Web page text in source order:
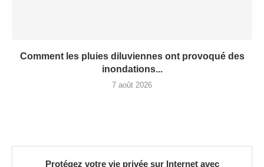
Comment les pluies diluviennes ont provoqué des
inondations...
7 août 2026
Protégez votre vie privée sur Internet avec